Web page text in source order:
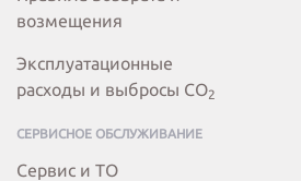
возмещения
Эксплуатационные
расходы и выбросы СО2
СЕРВИСНОЕ ОБСЛУЖИВАНИЕ
Сервис и ТО